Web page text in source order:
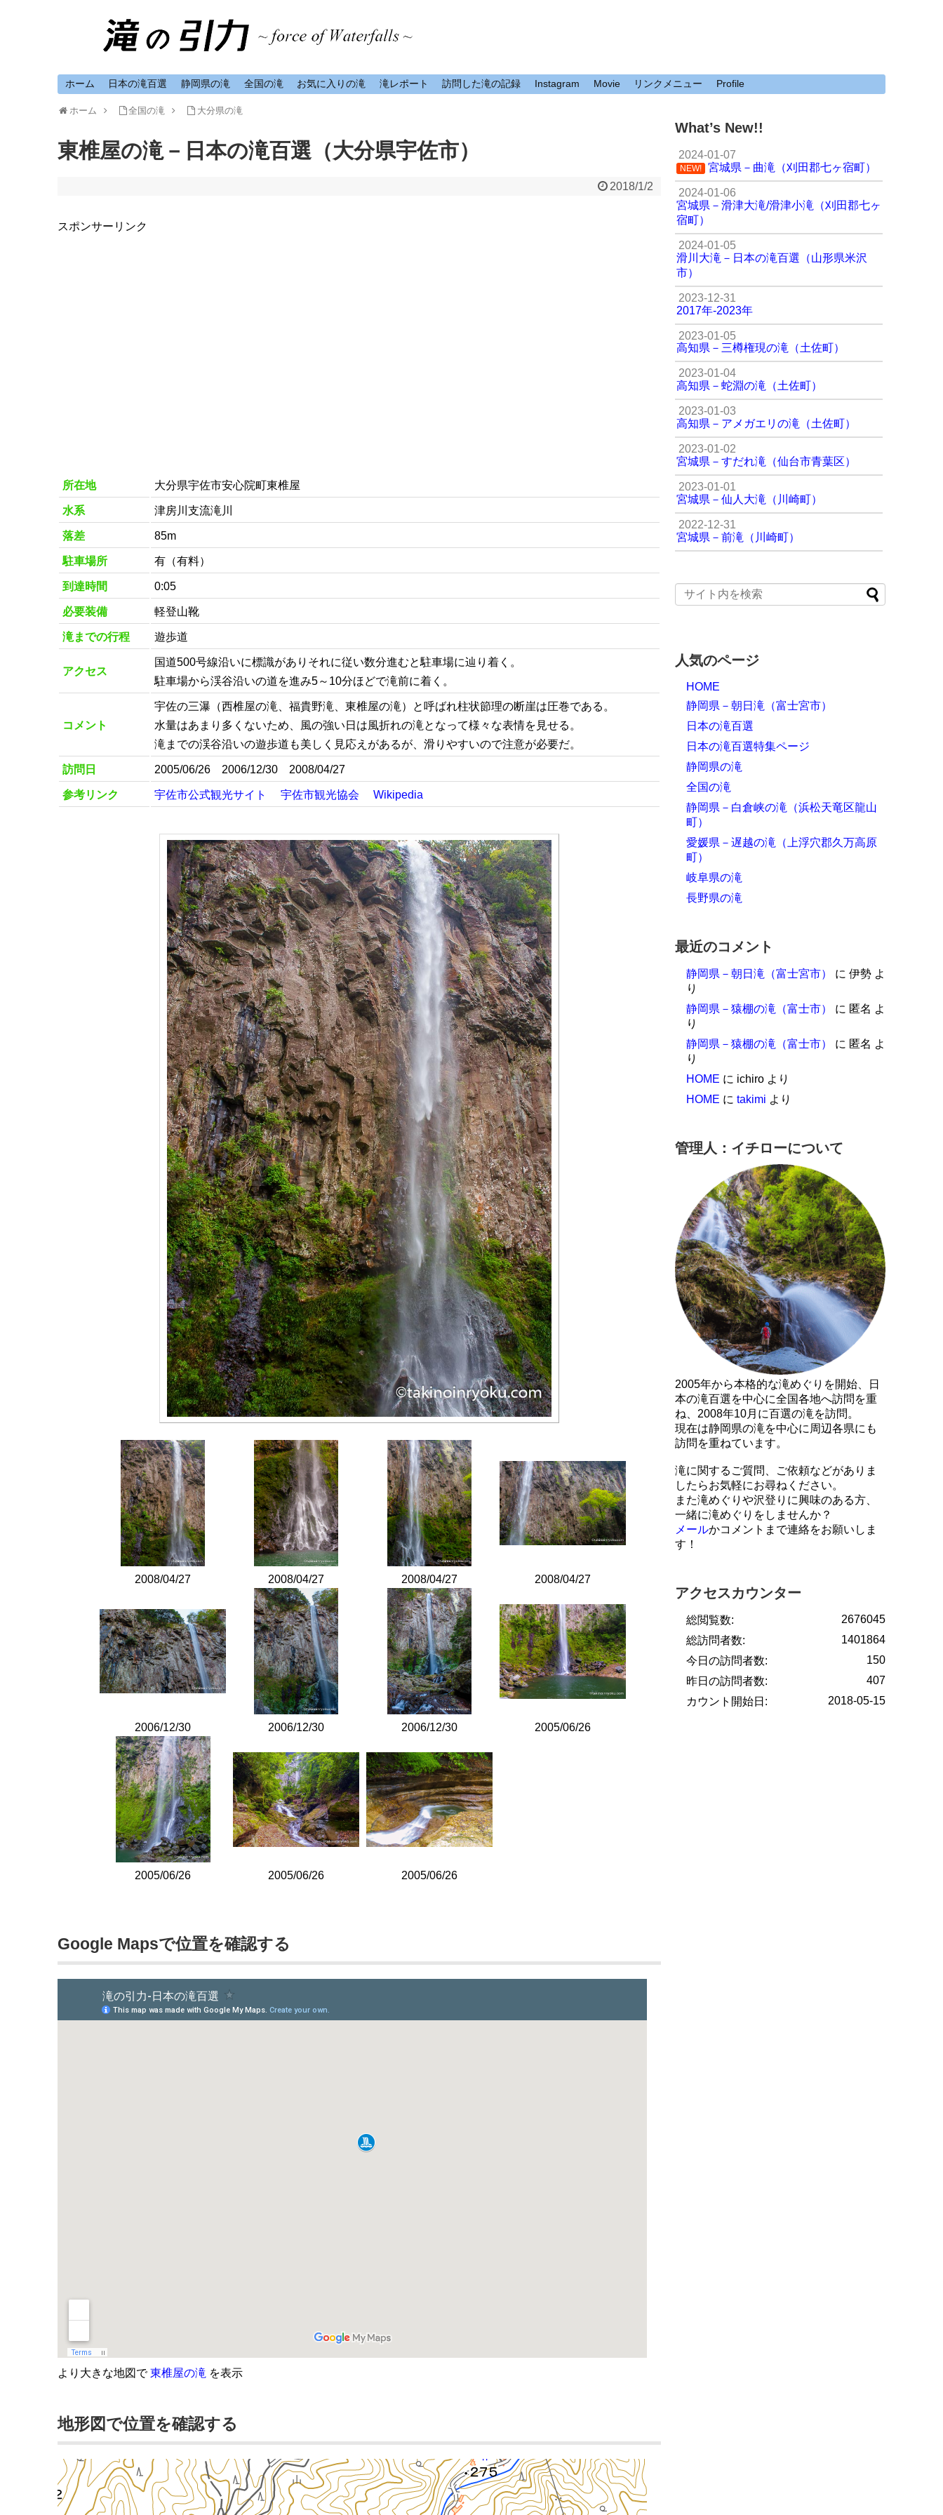
ホーム 日本の滝百選 静岡県の滝 全国の滝 お気に入りの滝 滝レポート 訪問した滝の記録 Instagram Movie リンクメニュー Profile
ホーム 全国の滝 大分県の滝
東椎屋の滝－日本の滝百選（大分県宇佐市）
2018/1/2
スポンサーリンク
所在地 大分県宇佐市安心院町東椎屋
水系 津房川支流滝川
落差 85m
駐車場所 有（有料）
到達時間 0:05
必要装備 軽登山靴
滝までの行程 遊歩道
アクセス
国道500号線沿いに標識がありそれに従い数分進むと駐車場に辿り着く。
駐車場から渓谷沿いの道を進み5～10分ほどで滝前に着く。
コメント
宇佐の三瀑（西椎屋の滝、福貴野滝、東椎屋の滝）と呼ばれ柱状節理の断崖は圧巻である。
水量はあまり多くないため、風の強い日は風折れの滝となって様々な表情を見せる。
滝までの渓谷沿いの遊歩道も美しく見応えがあるが、滑りやすいので注意が必要だ。
訪問日 2005/06/26 2006/12/30 2008/04/27
参考リンク 宇佐市公式観光サイト 宇佐市観光協会 Wikipedia
2008/04/27 2008/04/27 2008/04/27 2008/04/27
2006/12/30 2006/12/30 2006/12/30 2005/06/26
2005/06/26 2005/06/26 2005/06/26
Google Mapsで位置を確認する
より大きな地図で東椎屋の滝 を表示
地形図で位置を確認する
What’s New!!
2024-01-07
NEW! 宮城県－曲滝（刈田郡七ヶ宿町）
2024-01-06
宮城県－滑津大滝/滑津小滝（刈田郡七ヶ
宿町）
2024-01-05
滑川大滝－日本の滝百選（山形県米沢
市）
2023-12-31
2017年-2023年
2023-01-05
高知県－三樽権現の滝（土佐町）
2023-01-04
高知県－蛇淵の滝（土佐町）
2023-01-03
高知県－アメガエリの滝（土佐町）
2023-01-02
宮城県－すだれ滝（仙台市青葉区）
2023-01-01
宮城県－仙人大滝（川崎町）
2022-12-31
宮城県－前滝（川崎町）
人気のページ
HOME
静岡県－朝日滝（富士宮市）
日本の滝百選
日本の滝百選特集ページ
静岡県の滝
全国の滝
静岡県－白倉峡の滝（浜松天竜区龍山
町）
愛媛県－遅越の滝（上浮穴郡久万高原
町）
岐阜県の滝
長野県の滝
最近のコメント
静岡県－朝日滝（富士宮市） に 伊勢 よ
り
静岡県－猿棚の滝（富士市）
に 匿名 よ
り
静岡県－猿棚の滝（富士市）
に 匿名 よ
り
HOME に ichiro より
HOME に takimi より
管理人：イチローについて
2005年から本格的な滝めぐりを開始、日
本の滝百選を中心に全国各地へ訪問を重
ね、2008年10月に百選の滝を訪問。
現在は静岡県の滝を中心に周辺各県にも
訪問を重ねています。
滝に関するご質問、ご依頼などがありま
したらお気軽にお尋ねください。
また滝めぐりや沢登りに興味のある方、
一緒に滝めぐりをしませんか？
メールかコメントまで連絡をお願いしま
す！
アクセスカウンター
2676045
総閲覧数:
1401864
総訪問者数:
150
今日の訪問者数:
407
昨日の訪問者数:
2018-05-15
カウント開始日: